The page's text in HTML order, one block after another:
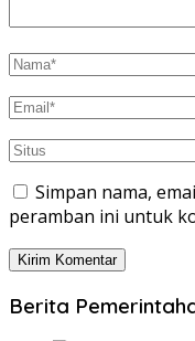
Simpan nama,
peramban ini untuk
Berita